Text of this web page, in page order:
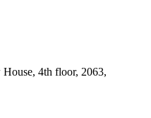
4th floor, 2063,